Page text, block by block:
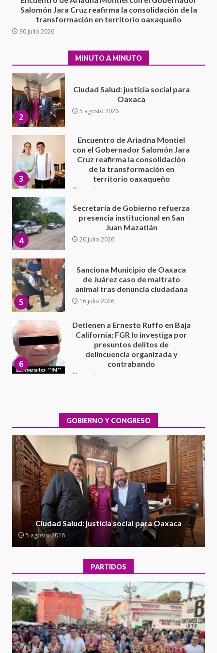
Salomón Jara Cruz reafirma la consolidación de la
transformación en territorio oaxaqueño
30 julio 2026
MINUTO A MINUTO
Moisés Sáenz Garza
5 agosto 2026
5 agosto 2026
3
con el Gobernador Salomón Jara
Cruz reafirma la consolidación
de la transformación en
4
Secretaría de Gobierno refuerza
presencia institucional en San
Juan Mazatlán
20 julio 2026
5
Sanciona Municipio de Oaxaca
de Juárez caso de maltrato
animal tras denuncia ciudadana
16 julio 2026
6
California; FGR lo investiga por
presuntos delitos de
delincuencia organizada y
contrabando
7
Sin paso carretera Oaxaca-
Cuacnopalan
26 junio 2026
1
integral de las instalaciones de la
Escuela Secundaria General
Moisés Sáenz Garza
5 agosto 2026
2
Ciudad Salud: justicia social para
Oaxaca
5 agosto 2026
3
Encuentro de Ariadna Montiel
con el Gobernador Salomón Jara
Cruz reafirma la consolidación
de la transformación en
territorio oaxaqueño
30 julio 2026
4
presencia institucional en San
Juan Mazatlán
20 julio 2026
Sanciona Municipio de Oaxaca
de Juárez caso de maltrato
GOBIERNO Y CONGRESO
Ciudad Salud: justicia social para Oaxaca
5 agosto 2026
PARTIDOS